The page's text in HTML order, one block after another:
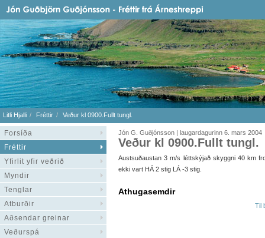
Litli Hjalli Fréttir Veður kl 0900.Fullt tungl.
Forsíða
Fréttir
Yfirlit yfir veðrið
Myndir
Tenglar
Atburðir
Aðsendar greinar
Veðurspá
Jón G. Guðjónsson | laugardagurinn 6. mars 2004
Veður kl 0900.Fullt tungl.
Austsuðaustan 3 m/s léttskýjað skyggni 40 km
ekki vart HÁ 2 stig LÁ -3 stig.
Athugasemdir
Til